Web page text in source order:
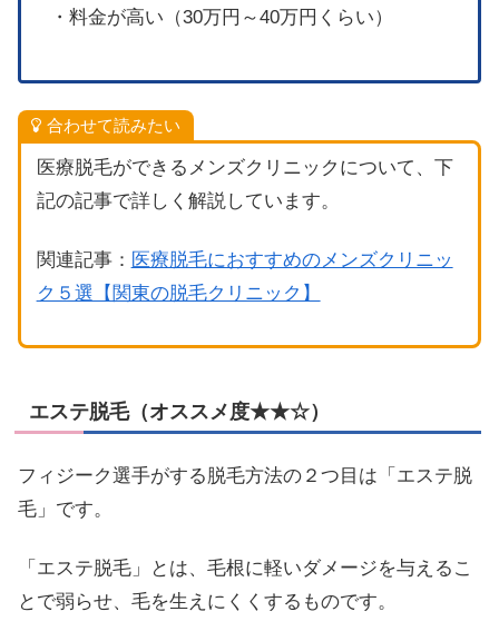
・料金が高い（30万円～40万円くらい）
合わせて読みたい
医療脱毛ができるメンズクリニックについて、下
記の記事で詳しく解説しています。
関連記事： 医療脱毛におすすめのメンズクリニッ
ク５選【関東の脱毛クリニック】
エステ脱毛（オススメ度★★☆）
フィジーク選手がする脱毛方法の２つ目は「エステ脱
毛」です。
「エステ脱毛」とは、毛根に軽いダメージを与えるこ
とで弱らせ、毛を生えにくくするものです。